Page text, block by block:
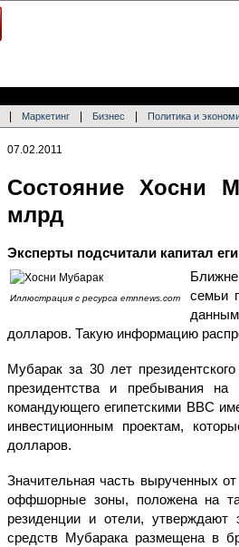
Маркетинг Бизнес Политика и
07.02.2011
Состояние Хосни
млрд
Эксперты подсчитали капитал
Иллюстрация с ресурса emnnews.com
семьи
долларов. Такую информацию
Мубарак за 30 лет
президентства и пребывания
командующего египетскими ВВС
инвестиционным проектам,
долларов.
Значительная часть вырученных
оффшорные зоны, положена на
резиденции и отели,
средств Мубарака размещена в